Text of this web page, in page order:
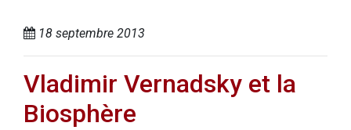
18 septembre 2013
Vladimir Vernadsky et la
Biosphère